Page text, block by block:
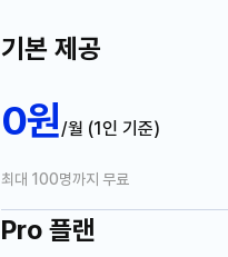
기본 제공
0원/월 (1인 기준)
최대 100명까지 무료
Pro 플랜